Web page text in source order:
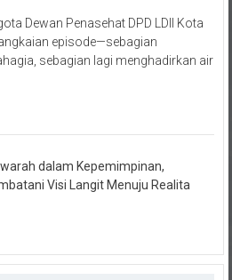
Dewan Penasehat DPD LDII Kota
episode—sebagian
sebagian lagi menghadirkan air
dalam Kepemimpinan,
Visi Langit Menuju Realita